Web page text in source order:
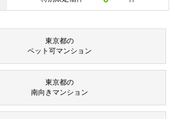
東京都の
ペット可マンション
東京都の
南向き マンション